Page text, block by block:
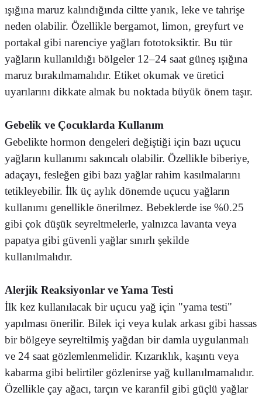
ışığına maruz kalındığında ciltte yanık, leke ve tahrişe
neden olabilir. Özellikle bergamot, limon, greyfurt ve
portakal gibi narenciye yağları fototoksiktir. Bu tür
yağların kullanıldığı bölgeler 12–24 saat güneş ışığına
maruz bırakılmamalıdır. Etiket okumak ve üretici
uyarılarını dikkate almak bu noktada büyük önem taşır.
Gebelik ve Çocuklarda Kullanım
Gebelikte hormon dengeleri değiştiği için bazı uçucu
yağların kullanımı sakıncalı olabilir. Özellikle biberiye,
adaçayı, fesleğen gibi bazı yağlar rahim kasılmalarını
tetikleyebilir. İlk üç aylık dönemde uçucu yağların
kullanımı genellikle önerilmez. Bebeklerde ise %0.25
gibi çok düşük seyreltmelerle, yalnızca lavanta veya
papatya gibi güvenli yağlar sınırlı şekilde
kullanılmalıdır.
Alerjik Reaksiyonlar ve Yama Testi
İlk kez kullanılacak bir uçucu yağ için "yama testi"
yapılması önerilir. Bilek içi veya kulak arkası gibi hassas
bir bölgeye seyreltilmiş yağdan bir damla uygulanmalı
ve 24 saat gözlemlenmelidir. Kızarıklık, kaşıntı veya
kabarma gibi belirtiler gözlenirse yağ kullanılmamalıdır.
Özellikle çay ağacı, tarçın ve karanfil gibi güçlü yağlar